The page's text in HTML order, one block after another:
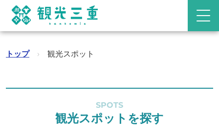
トップ › 観光スポット
SPOTS
観光スポットを探す